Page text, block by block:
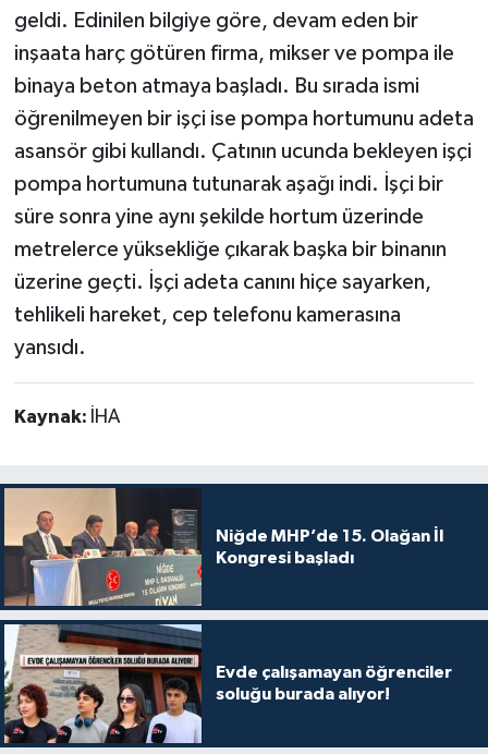
geldi. Edinilen bilgiye göre, devam eden bir
inşaata harç götüren firma, mikser ve pompa ile
binaya beton atmaya başladı. Bu sırada ismi
öğrenilmeyen bir işçi ise pompa hortumunu adeta
asansör gibi kullandı. Çatının ucunda bekleyen işçi
pompa hortumuna tutunarak aşağı indi. İşçi bir
süre sonra yine aynı şekilde hortum üzerinde
metrelerce yüksekliğe çıkarak başka bir binanın
üzerine geçti. İşçi adeta canını hiçe sayarken,
tehlikeli hareket, cep telefonu kamerasına
yansıdı.
Kaynak: İHA
Niğde MHP’de 15. Olağan İl
Kongresi başladı
Evde çalışamayan öğrenciler
soluğu burada alıyor!